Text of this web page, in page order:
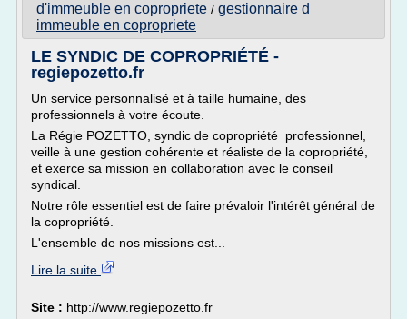
d'immeuble en copropriete / gestionnaire d
immeuble en copropriete
LE SYNDIC DE COPROPRIÉTÉ -
regiepozetto.fr
Un service personnalisé et à taille humaine, des
professionnels à votre écoute.
La Régie POZETTO, syndic de copropriété professionnel,
veille à une gestion cohérente et réaliste de la copropriété,
et exerce sa mission en collaboration avec le conseil
syndical.
Notre rôle essentiel est de faire prévaloir l'intérêt général de
la copropriété.
L'ensemble de nos missions est...
Lire la suite
Site : http://www.regiepozetto.fr